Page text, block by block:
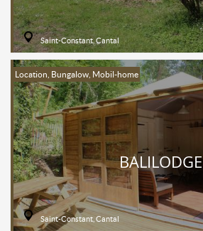
Saint-Constant, Cantal
Location, Bungalow, Mobil-home
BALILODGE
Saint-Constant, Cantal